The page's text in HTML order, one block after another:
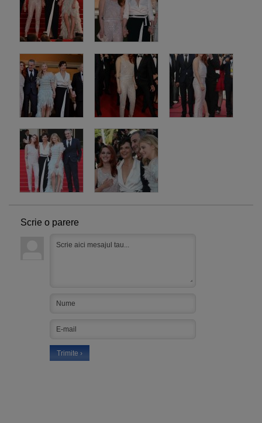
Scrie o parere